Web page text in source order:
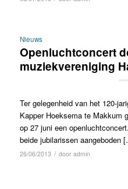
Nieuws
Openluchtconcert
muziekvereniging
Ter gelegenheid van het 120-
Kapper Hoeksema te Makkum
op 27 juni een
beide jubilarissen aangeboden
26/06/2013 / door admin